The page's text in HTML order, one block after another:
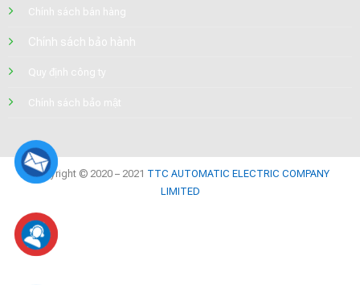
Chính sách bán hàng
Chính sách bảo hành
Quy định công ty
Chính sách bảo mật
Copyright © 2020 – 2021 TTC AUTOMATIC ELECTRIC COMPANY
LIMITED